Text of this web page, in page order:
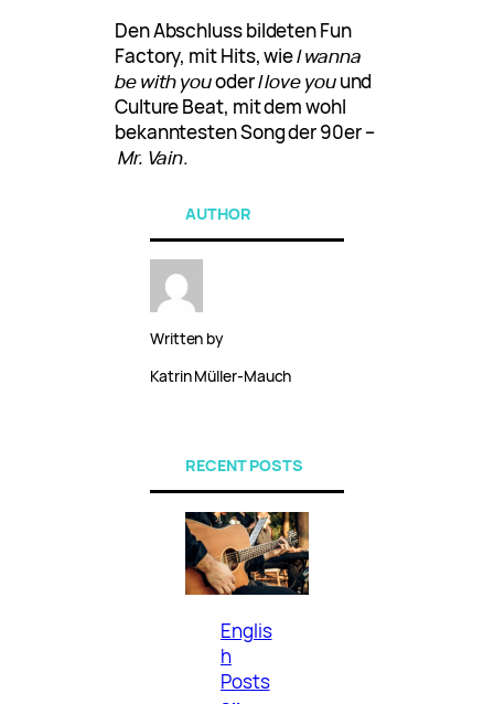
Den Abschluss bildeten Fun
Factory, mit Hits, wieI wanna
be with youoderI love youund
Culture Beat, mit dem wohl
bekanntesten Song der 90er –
Mr. Vain.
AUTHOR
Written by
Katrin Müller-Mauch
RECENT POSTS
Englis
h
Posts